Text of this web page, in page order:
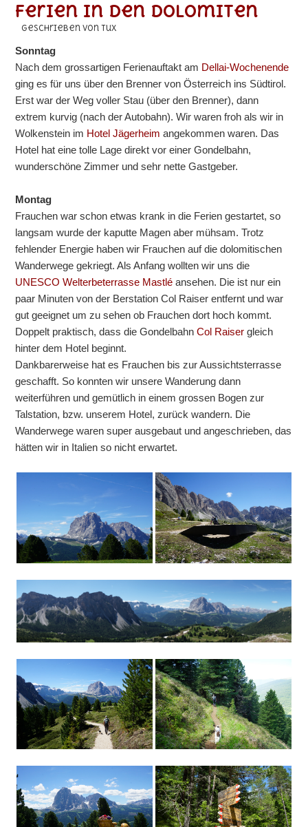
Ferien in den Dolomiten
geschrieben von Tux
Sonntag
Nach dem grossartigen Ferienauftakt am Dellai-Wochenende
ging es für uns über den Brenner von Österreich ins Südtirol.
Erst war der Weg voller Stau (über den Brenner), dann
extrem kurvig (nach der Autobahn). Wir waren froh als wir in
Wolkenstein im Hotel Jägerheim angekommen waren. Das
Hotel hat eine tolle Lage direkt vor einer Gondelbahn,
wunderschöne Zimmer und sehr nette Gastgeber.
Montag
Frauchen war schon etwas krank in die Ferien gestartet, so
langsam wurde der kaputte Magen aber mühsam. Trotz
fehlender Energie haben wir Frauchen auf die dolomitischen
Wanderwege gekriegt. Als Anfang wollten wir uns die
UNESCO Welterbeterrasse Mastlé ansehen. Die ist nur ein
paar Minuten von der Berstation Col Raiser entfernt und war
gut geeignet um zu sehen ob Frauchen dort hoch kommt.
Doppelt praktisch, dass die GondelbahnCol Raiser gleich
hinter dem Hotel beginnt.
Dankbarerweise hat es Frauchen bis zur Aussichtsterrasse
geschafft. So konnten wir unsere Wanderung dann
weiterführen und gemütlich in einem grossen Bogen zur
Talstation, bzw. unserem Hotel, zurück wandern. Die
Wanderwege waren super ausgebaut und angeschrieben, das
hätten wir in Italien so nicht erwartet.